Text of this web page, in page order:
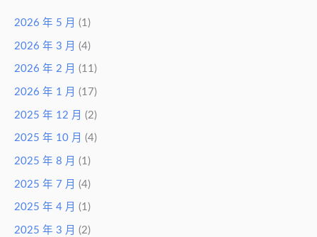
2026 年 5 月 (1)
2026 年 3 月 (4)
2026 年 2 月 (11)
2026 年 1 月 (17)
2025 年 12 月 (2)
2025 年 10 月 (4)
2025 年 8 月 (1)
2025 年 7 月 (4)
2025 年 4 月 (1)
2025 年 3 月 (2)